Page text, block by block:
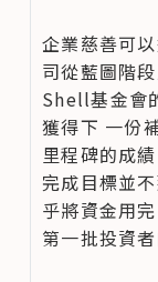
企業慈善可
司從藍圖階
Shell基金會
獲得下 一份
里程碑的成
完成目標並
乎將資金用
第一批投資